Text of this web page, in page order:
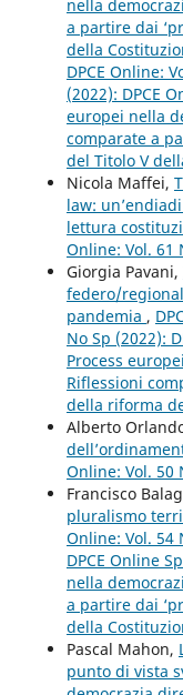
nella
a partire dai
della
DPCE Online:
(2022): DPCE
europei nella
comparate a
del Titolo V
Nicola Maffei,
law:
lettura
Online: Vol. 61
Giorgia Pavani,
federo/
pandemia ,
No Sp (2022):
Process
Riflessioni
della riforma
Alberto
Online: Vol. 50
Francisco
pluralismo
Online: Vol. 54
DPCE Online
nella
a partire dai
della
Pascal Mahon,
punto di vista